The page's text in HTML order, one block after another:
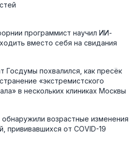
программист научил ИИ-
вместо себя на свидания
Госдумы похвалился, как пресёк
«экстремистского
в нескольких клиниках Москвы
возрастные изменения
прививавшихся от COVID-19